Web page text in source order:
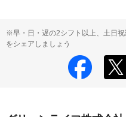
※早・日・遅の2シフト以上、土
をシェアしましょう